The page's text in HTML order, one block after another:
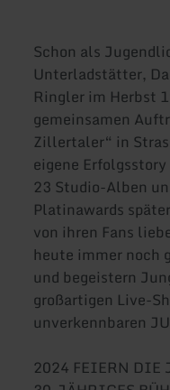
Schon als
Unterladstätter,
Ringler im Herbst
gemeinsamen
Zillertaler“ in
eigene
23 Studio-Alben
Platinawards
von ihren Fans
heute immer noch
und begeistern
großartigen Live-
unverkennbaren
2024 FEIERN DIE